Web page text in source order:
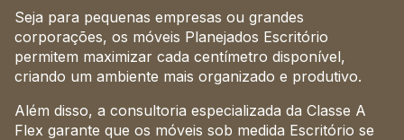
Seja para pequenas empresas ou grandes
corporações, os móveis Planejados Escritório
permitem maximizar cada centímetro disponível,
criando um ambiente mais organizado e produtivo.
Além disso, a consultoria especializada da Classe A
Flex garante que os móveis sob medida Escritório se